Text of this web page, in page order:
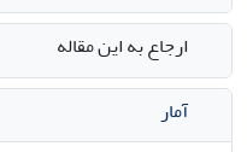
ارجاع به این مقاله
آمار